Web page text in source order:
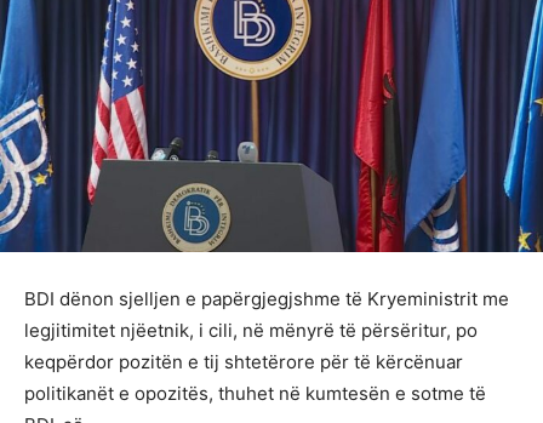
BDI dënon sjelljen e papërgjegjshme të Kryeministrit me
legjitimitet njëetnik, i cili, në mënyrë të përsëritur, po
keqpërdor pozitën e tij shtetërore për të kërcënuar
politikanët e opozitës, thuhet në kumtesën e sotme të